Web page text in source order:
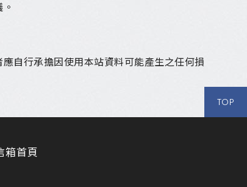
自行承擔因使用本站資料可能產生之任何損
TOP
箱首頁